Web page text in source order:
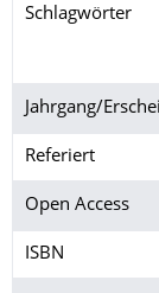
Schlagwörter
Jahrgang/
Referiert
Open Access
ISBN